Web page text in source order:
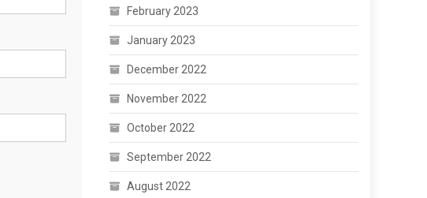
February 2023
January 2023
December 2022
November 2022
October 2022
September 2022
August 2022